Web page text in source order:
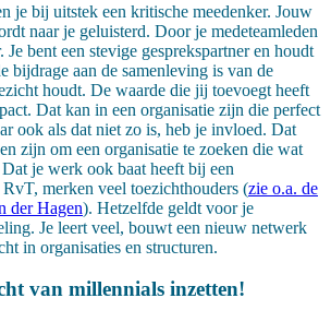
je bij uitstek een kritische meedenker. Jouw
naar je geluisterd. Door je medeteamleden
Je bent een stevige gesprekspartner en houdt
bijdrage aan de samenleving is van de
houdt. De waarde die jij toevoegt heeft
Dat kan in een organisatie zijn die perfect
ook als dat niet zo is, heb je invloed. Dat
zijn om een organisatie te zoeken die wat
je werk ook baat heeft bij een
merken veel toezichthouders (zie o.a. de
der Hagen). Hetzelfde geldt voor je
Je leert veel, bouwt een nieuw netwerk
in organisaties en structuren.
van millennials inzetten!